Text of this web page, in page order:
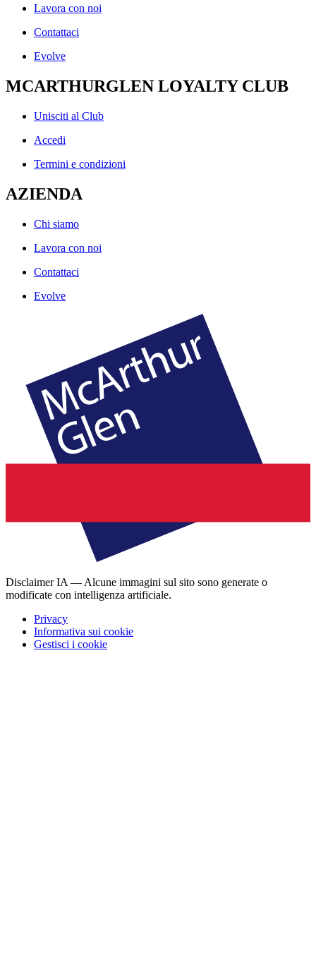
Lavora con noi
Contattaci
Evolve
MCARTHURGLEN LOYALTY CLUB
Unisciti al Club
Accedi
Termini e condizioni
AZIENDA
Chi siamo
Lavora con noi
Contattaci
Evolve
Disclaimer IA — Alcune immagini sul sito sono generate o
modificate con intelligenza artificiale.
Privacy
Informativa sui cookie
Gestisci i cookie